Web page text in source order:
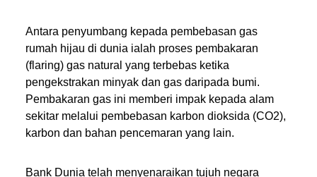
Antara penyumbang kepada pembebasan gas
rumah hijau di dunia ialah proses pembakaran
(flaring) gas natural yang terbebas ketika
pengekstrakan minyak dan gas daripada bumi.
Pembakaran gas ini memberi impak kepada alam
sekitar melalui pembebasan karbon dioksida (CO2),
karbon dan bahan pencemaran yang lain.
Bank Dunia telah menyenaraikan tujuh negara